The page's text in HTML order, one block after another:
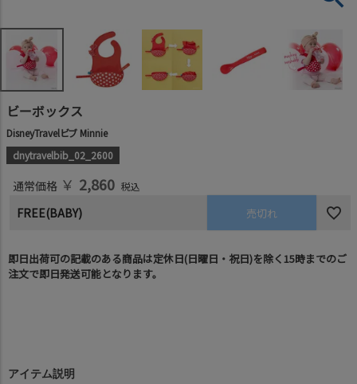
ビーボックス
DisneyTravelビブ Minnie
dnytravelbib_02_2600
通常価格 ￥ 2,860 税込
FREE(BABY) 売切れ
即日出荷可の記載のある商品は定休日(日曜日・祝日)を除く15時までのご
注文で即日発送可能となります。
アイテム説明